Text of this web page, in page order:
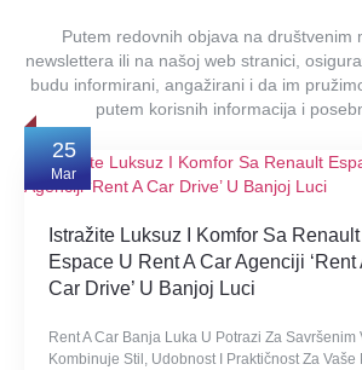
Putem redovnih objava na društvenim
newslettera ili na našoj web stranici,
budu informirani, angažirani i da im
putem korisnih informacija i
25
Mar
Istražite Luksuz I Komfor Sa Renault
Espace U Rent A Car Agenciji ‘Rent
Car Drive’ U Banjoj Luci
Rent A Car Banja Luka U Potrazi Za Savršenim
Kombinuje Stil, Udobnost I Praktičnost Za Vaše